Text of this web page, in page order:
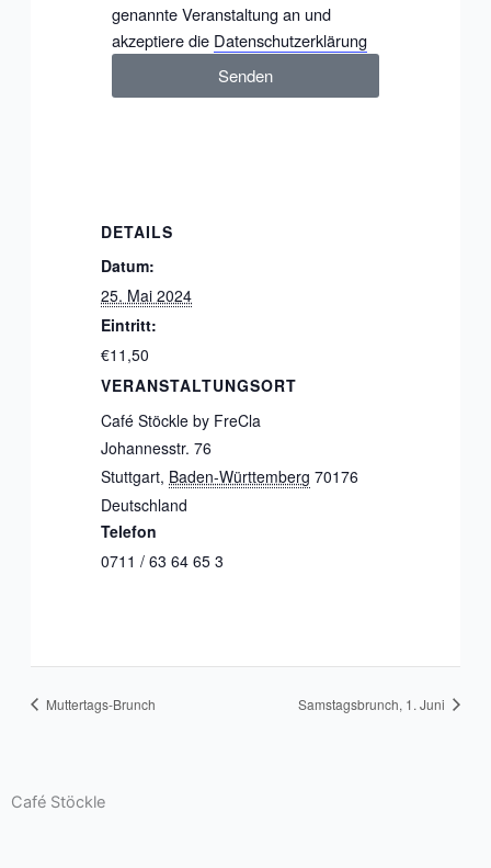
genannte Veranstaltung an und
akzeptiere die Datenschutzerklärung
Senden
DETAILS
Datum:
25. Mai 2024
Eintritt:
€11,50
VERANSTALTUNGSORT
Café Stöckle by FreCla
Johannesstr. 76
Stuttgart, Baden-Württemberg 70176
Deutschland
Telefon
0711 / 63 64 65 3
Muttertags-Brunch Samstagsbrunch, 1. Juni
Café Stöckle